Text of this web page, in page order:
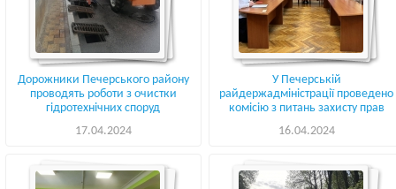
Дорожники Печерського району
проводять роботи з очистки
гідротехнічних споруд
17.04.2024
У Печерській
райдержадміністрації проведено
комісію з питань захисту прав
дитини
16.04.2024